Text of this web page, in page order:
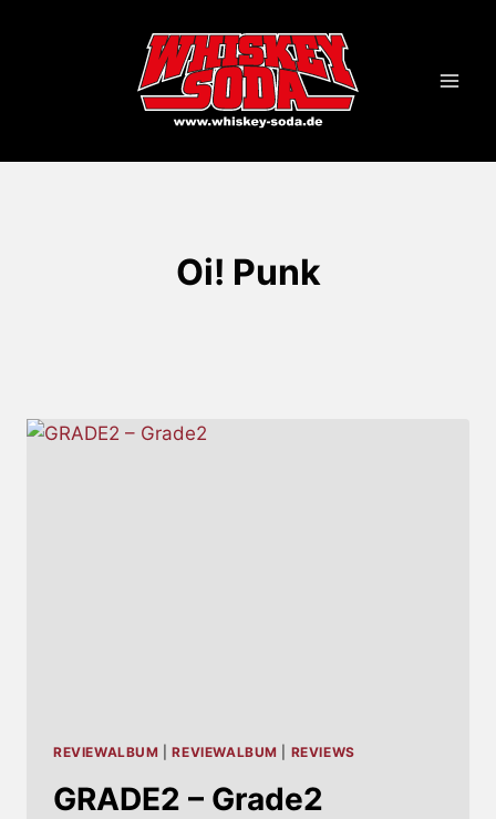
Oi! Punk
REVIEWALBUM |REVIEWALBUM REVIEWS
GRADE2 – Grade2